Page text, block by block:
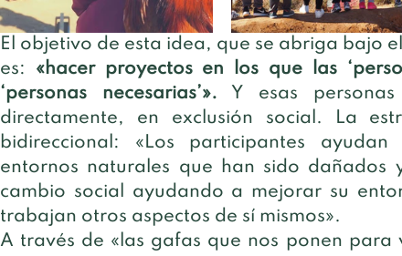
El objetivo de esta idea, que se abriga bajo
es: «hacer proyectos en los que las
‘personas necesarias’». Y esas
directamente, en exclusión social. La
bidireccional: «Los participantes
entornos naturales que han sido dañados
cambio social ayudando a mejorar su
trabajan otros aspectos de sí mismos».
A través de «las gafas que nos ponen para